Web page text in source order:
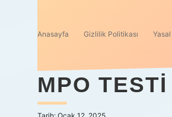
Anasayfa Gizlilik Politikası Yasal
MPO